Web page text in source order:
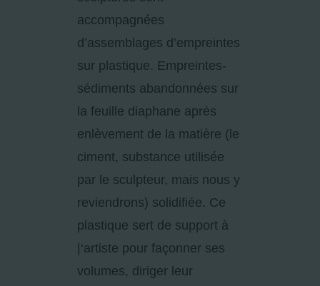
accompagnées
d’assemblages d’empreintes
sur plastique. Empreintes-
sédiments abandonnées sur
la feuille diaphane après
enlèvement de la matière (le
ciment, substance utilisée
par le sculpteur, mais nous y
reviendrons) solidifiée. Ce
plastique sert de support à
|‘artiste pour façonner ses
volumes, diriger leur